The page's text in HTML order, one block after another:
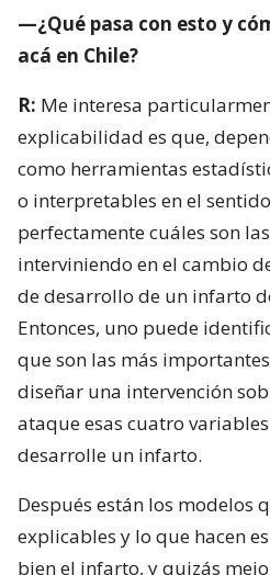
—¿Qué pasa con esto y
acá en Chile?
R: Me interesa
explicabilidad es que,
como herramientas
o interpretables en el
perfectamente cuáles son
interviniendo en el cambio
de desarrollo de un infarto
Entonces, uno puede
que son las más
diseñar una intervención
ataque esas cuatro
desarrolle un infarto.
Después están los modelos
explicables y lo que hacen
bien el infarto, y quizás